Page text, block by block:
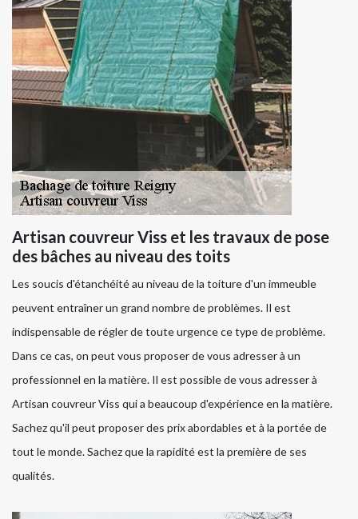
Artisan couvreur Viss et les travaux de pose
des bâches au niveau des toits
Les soucis d'étanchéité au niveau de la toiture d'un immeuble
peuvent entraîner un grand nombre de problèmes. Il est
indispensable de régler de toute urgence ce type de problème.
Dans ce cas, on peut vous proposer de vous adresser à un
professionnel en la matière. Il est possible de vous adresser à
Artisan couvreur Viss qui a beaucoup d'expérience en la matière.
Sachez qu'il peut proposer des prix abordables et à la portée de
tout le monde. Sachez que la rapidité est la première de ses
qualités.